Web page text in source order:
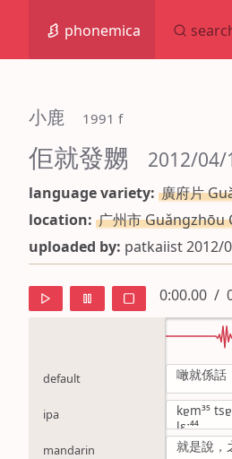
phonemica
小鹿 1991 f
佢就發嬲 2012/04/
language variety: 廣府片
location: 广州市 Guǎngzhōu
uploaded by: patkaiist 2012/
0:00.00 /
default
ipa
mandarin
噉就係話
kɐm³⁵
lɛː⁴⁴
就是說，